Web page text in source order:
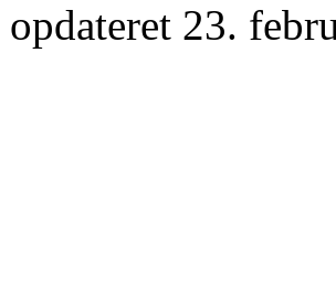
opdateret 23.